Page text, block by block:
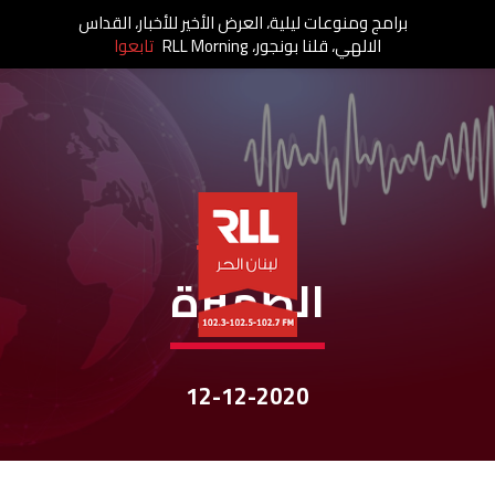
نشرات الأخبار
الظّهيرة
12-12-2020
برامج ومنوعات ليلية، العرض الأخير للأخبار، القداس
الالهي، قلنا بونجور، RLL Morning تابعوا